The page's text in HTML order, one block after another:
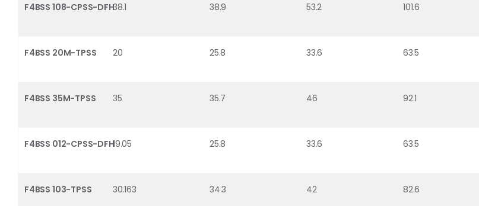
F4BSS 108-CPSS-DFH38.1 38.9 53.2 101.6
F4BSS 20M-TPSS 20 25.8 33.6 63.5
F4BSS 35M-TPSS 35 35.7 46 92.1
F4BSS 012-CPSS-DFH19.05 25.8 33.6 63.5
F4BSS 103-TPSS 30.163 34.3 42 82.6